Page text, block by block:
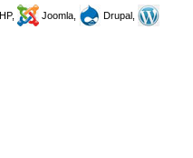
Joomla,
Drupal,